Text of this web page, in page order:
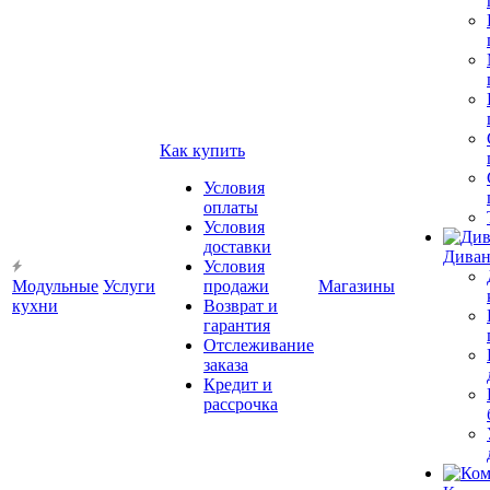
Модульные
кухни
Услуги
Как купить
Условия
оплаты
Условия
доставки
Условия
продажи
Возврат и
гарантия
Отслеживание
заказа
Кредит и
рассрочка
Магазины